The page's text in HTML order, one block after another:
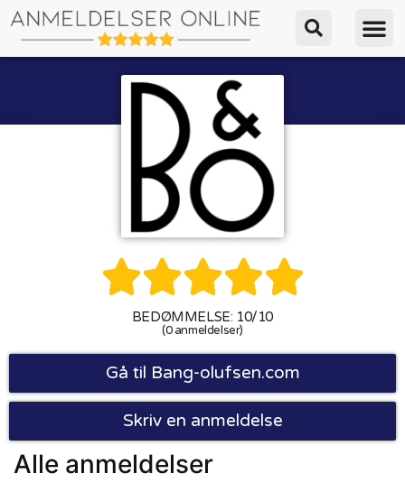

BEDØMMELSE: 10/10
(0 anmeldelser)
Gå til Bang-olufsen.com
Skriv en anmeldelse
Alle anmeldelser